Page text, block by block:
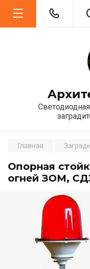
Главная
Опорная
огней ЗОМ,